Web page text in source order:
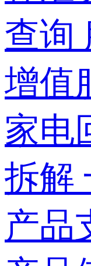
查询
增值
家电
拆解
产品